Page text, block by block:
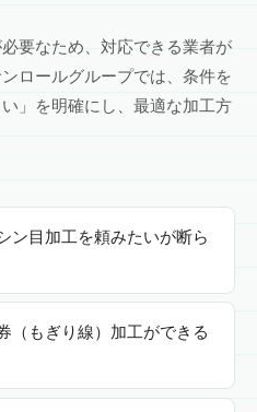
要なため、対応できる業者が
ロールグループでは、条件を
」を明確にし、最適な加工方
ン目加工を頼みたいが断ら
（もぎり線）加工ができる